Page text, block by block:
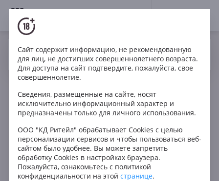
18+
Ваш город Москва ? Да
Вино Белое Сухое
Франция
Maison Foucher Sauvignon en lieu dit Les Jarrieres
Touraine AOC
Сайт содержит информацию, не рекомендованную
для лиц, не достигших совершеннолетнего возраста.
Для доступа на сайт подтвердите, пожалуйста, свое
совершеннолетие.
Сведения, размещенные на сайте, носят
исключительно информационный характер и
предназначены только для личного использования.
ООО "КД Ритейл" обрабатывает Cookies с целью
персонализации сервисов и чтобы пользоваться веб-
сайтом было удобнее. Вы можете запретить
обработку Cookies в настройках браузера.
Пожалуйста, ознакомьтесь с политикой
конфиденциальности на этой странице.